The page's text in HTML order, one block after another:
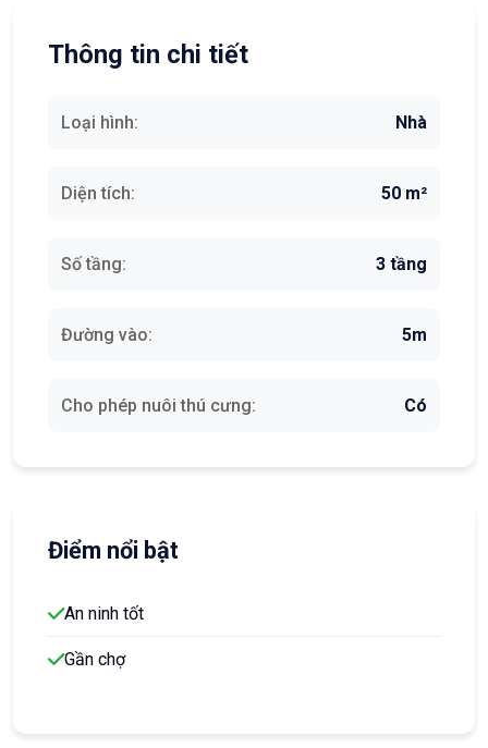
Thông tin chi tiết
Loại hình: Nhà
Diện tích: 50 m²
Số tầng: 3 tầng
Đường vào: 5m
Cho phép nuôi thú cưng: Có
Điểm nổi bật
An ninh tốt
Gần chợ